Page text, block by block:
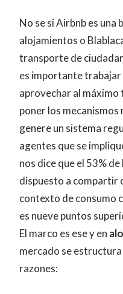
No se si Airbnb es una
alojamientos o
transporte de
es importante trabajar
aprovechar al
poner los mecanismos
genere un sistema
agentes que se
nos dice que el 53%
dispuesto a compartir
contexto de consumo
es nueve puntos
El marco es ese y en
mercado se
razones: